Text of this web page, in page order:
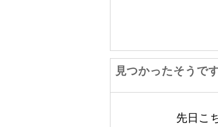
見つかったそうで
先日こ